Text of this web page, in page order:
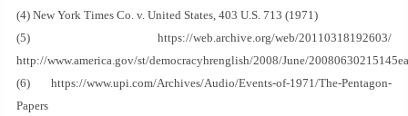
(4) New York Times Co. v. United States, 403 U.S. 713 (1971)
(5) https://web.archive.org/web/20110318192603/
http://www.america.gov/st/democracyhrenglish/2008/June/
(6) https://www.upi.com/Archives/Audio/Events-of-1971/The-Pentagon-
Papers